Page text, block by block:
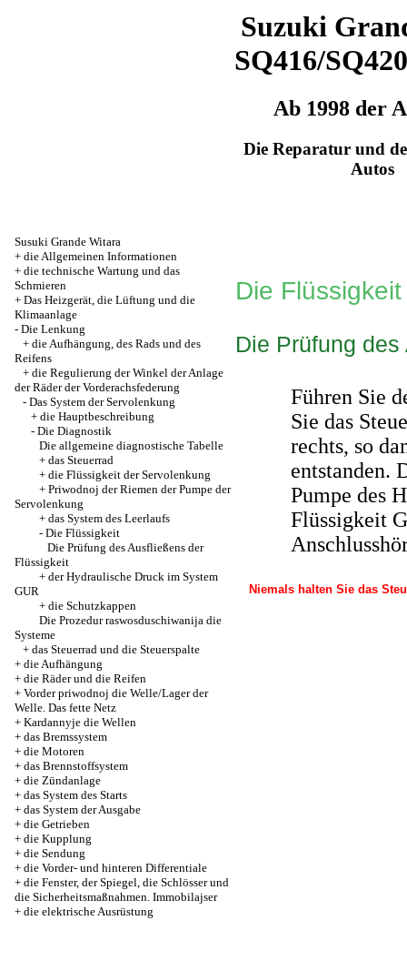
Suzuki
SQ416/
Ab 1998 der
Die Reparatur und
Autos
Susuki Grande Witara
+ die Allgemeinen Informationen
+ die technische Wartung und das
Schmieren
+ Das Heizgerät, die Lüftung und die
Klimaanlage
- Die Lenkung
+ die Aufhängung, des Rads und des
Reifens
+ die Regulierung der Winkel der Anlage
der Räder der Vorderachsfederung
- Das System der Servolenkung
+ die Hauptbeschreibung
- Die Diagnostik
Die allgemeine diagnostische Tabelle
+ das Steuerrad
+ die Flüssigkeit der Servolenkung
+ Priwodnoj der Riemen der Pumpe der
Servolenkung
+ das System des Leerlaufs
- Die Flüssigkeit
Die Prüfung des Ausfließens der
Flüssigkeit
+ der Hydraulische Druck im System
GUR
+ die Schutzkappen
Die Prozedur raswosduschiwanija die
Systeme
+ das Steuerrad und die Steuerspalte
+ die Aufhängung
+ die Räder und die Reifen
+ Vorder priwodnoj die Welle/Lager der
Welle. Das fette Netz
+ Kardannyje die Wellen
+ das Bremssystem
+ die Motoren
+ das Brennstoffsystem
+ die Zündanlage
+ das System des Starts
+ das System der Ausgabe
+ die Getrieben
+ die Kupplung
+ die Sendung
+ die Vorder- und hinteren Differentiale
+ die Fenster, der Spiegel, die Schlösser und
die Sicherheitsmaßnahmen. Immobilajser
+ die elektrische Ausrüstung
Die Flüssigkeit
Die Prüfung
Führen Sie
Sie das
rechts, so
entstanden.
Pumpe des
Flüssigkeit
Niemals halten Sie das